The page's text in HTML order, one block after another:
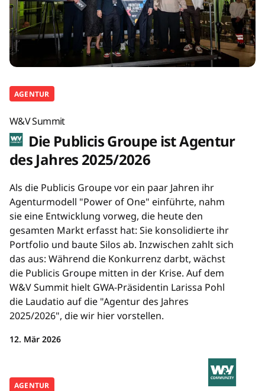
AGENTUR
W&V Summit
Die Publicis Groupe ist Agentur
des Jahres 2025/2026
Als die Publicis Groupe vor ein paar Jahren ihr
Agenturmodell "Power of One" einführte, nahm
sie eine Entwicklung vorweg, die heute den
gesamten Markt erfasst hat: Sie konsolidierte ihr
Portfolio und baute Silos ab. Inzwischen zahlt sich
das aus: Während die Konkurrenz darbt, wächst
die Publicis Groupe mitten in der Krise. Auf dem
W&V Summit hielt GWA-Präsidentin Larissa Pohl
die Laudatio auf die "Agentur des Jahres
2025/2026", die wir hier vorstellen.
12. Mär 2026
AGENTUR